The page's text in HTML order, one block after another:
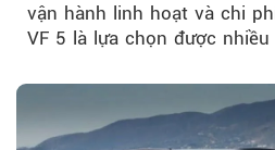
vận hành linh hoạt và chi
VF 5 là lựa chọn được